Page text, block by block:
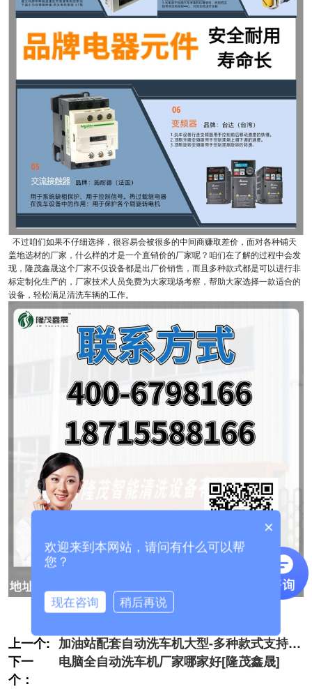
不过咱们如果不仔细选择，很容易会被很多的中间商赚取差价，面对各种铺天
盖地选材的厂家，什么样的才是一个直销价的厂家呢？咱们在了解的过程中会发
现，隆茂鑫晟这个厂家不仅设备都是出厂价销售，而且多种款式都是可以进行非
标定制化生产的，厂家技术人员免费为大家现场考察，帮助大家选择一款适合的
设备，轻松满足清洗车辆的工作。
上一个: 加油站配套自动洗车机大型-多种款式支持订
做[隆茂鑫晟]
下一
个：
电脑全自动洗车机厂家哪家好[隆茂鑫晟]
×
欢迎来到本网站，请问有什么可以帮
您？
现在咨询 稍后再说